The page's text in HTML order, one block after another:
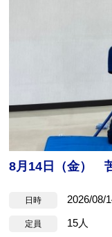
8月14日（金）
日時 2026/08/
定員 15人